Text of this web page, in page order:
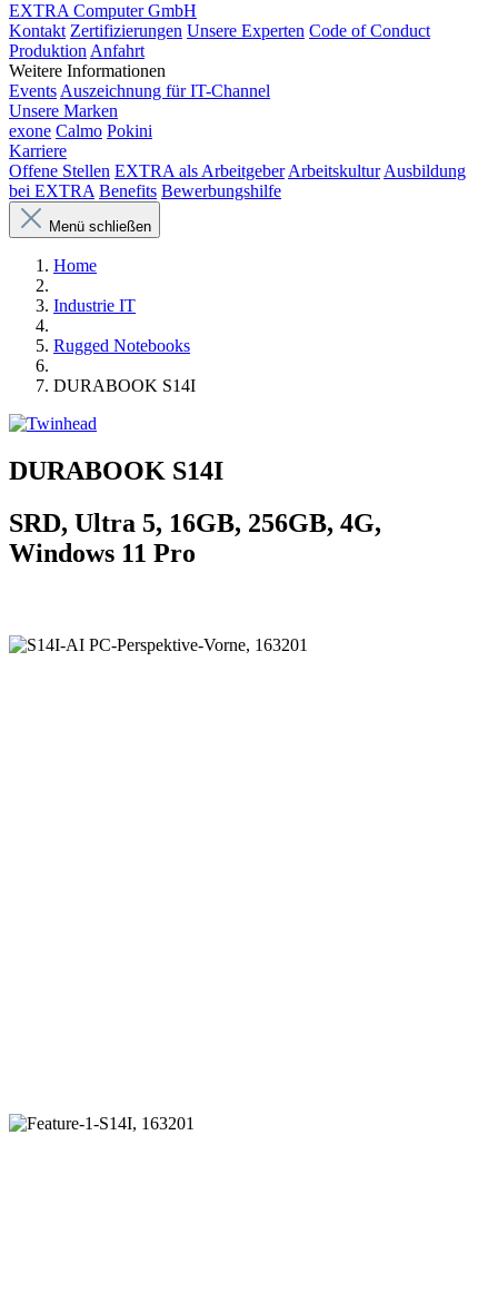
EXTRA Computer GmbH
Kontakt Zertifizierungen Unsere Experten Code of Conduct
Produktion Anfahrt
Weitere Informationen
Events Auszeichnung für IT-Channel
Unsere Marken
exone Calmo Pokini
Karriere
Offene Stellen EXTRA als Arbeitgeber Arbeitskultur Ausbildung
bei EXTRA Benefits Bewerbungshilfe
Menü schließen
Home
Industrie IT
Rugged Notebooks
DURABOOK S14I
DURABOOK S14I
SRD, Ultra 5, 16GB, 256GB, 4G,
Windows 11 Pro